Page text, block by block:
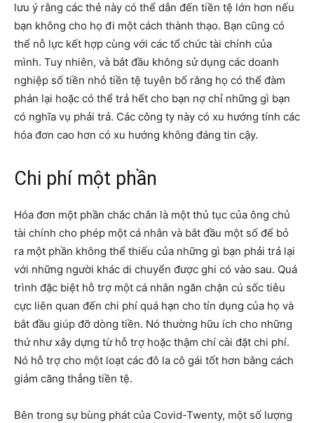
lưu ý rằng các thẻ này có thể dẫn đến tiền tệ lớn hơn nếu
bạn không cho họ đi một cách thành thạo. Bạn cũng có
thể nỗ lực kết hợp cùng với các tổ chức tài chính của
mình. Tuy nhiên, và bắt đầu không sử dụng các doanh
nghiệp số tiền nhỏ tiền tệ tuyên bố rằng họ có thể đàm
phán lại hoặc có thể trả hết cho bạn nợ chỉ những gì bạn
có nghĩa vụ phải trả. Các công ty này có xu hướng tính các
hóa đơn cao hơn có xu hướng không đáng tin cậy.
Chi phí một phần
Hóa đơn một phần chắc chắn là một thủ tục của ông chủ
tài chính cho phép một cá nhân và bắt đầu một số để bỏ
ra một phần không thể thiếu của những gì bạn phải trả lại
với những người khác di chuyển được ghi có vào sau. Quá
trình đặc biệt hỗ trợ một cá nhân ngăn chặn cú sốc tiêu
cực liên quan đến chi phí quá hạn cho tín dụng của họ và
bắt đầu giúp đỡ dòng tiền. Nó thường hữu ích cho những
thứ như xây dựng từ hỗ trợ hoặc thậm chí cài đặt chi phí.
Nó hỗ trợ cho một loạt các đô la cô gái tốt hơn bằng cách
giảm căng thẳng tiền tệ.
Bên trong sự bùng phát của Covid-Twenty, một số lượng